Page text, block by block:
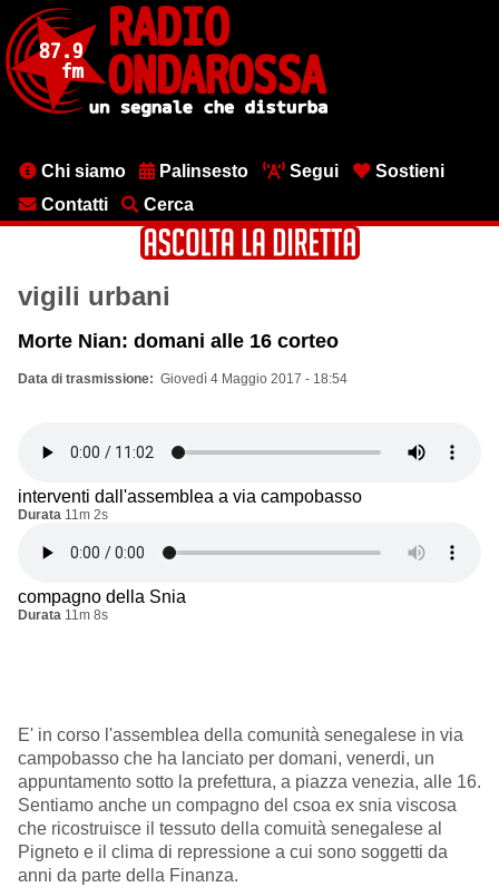
contenuto
principale
MenuChi siamo Palinsesto Segui
Sostieni
Contatti
Cerca
vigili urbani
Morte Nian: domani alle 16 corteo
Data di trasmissione Giovedì 4 Maggio 2017 - 18:54
interventi dall'assemblea a via campobasso
Durata 11m 2s
compagno della Snia
Durata 11m 8s
E' in corso l'assemblea della comunità senegalese in via
campobasso che ha lanciato per domani, venerdi, un
appuntamento sotto la prefettura, a piazza venezia, alle 16.
Sentiamo anche un compagno del csoa ex snia viscosa
che ricostruisce il tessuto della comuità senegalese al
Pigneto e il clima di repressione a cui sono soggetti da
anni da parte della Finanza.